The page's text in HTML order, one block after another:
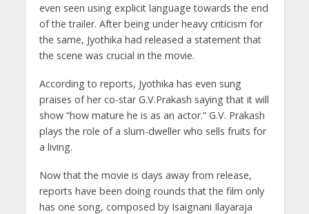
even seen using explicit language towards the end
of the trailer. After being under heavy criticism for
the same, Jyothika had released a statement that
the scene was crucial in the movie.
According to reports, Jyothika has even sung
praises of her co-star G.V.Prakash saying that it will
show “how mature he is as an actor.” G.V. Prakash
plays the role of a slum-dweller who sells fruits for
a living.
Now that the movie is days away from release,
reports have been doing rounds that the film only
has one song, composed by Isaignani Ilayaraja